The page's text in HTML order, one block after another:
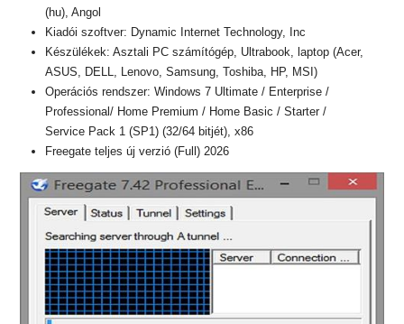
(hu), Angol
Kiadói szoftver: Dynamic Internet Technology, Inc
Készülékek: Asztali PC számítógép, Ultrabook, laptop (Acer,
ASUS, DELL, Lenovo, Samsung, Toshiba, HP, MSI)
Operációs rendszer: Windows 7 Ultimate / Enterprise /
Professional/ Home Premium / Home Basic / Starter /
Service Pack 1 (SP1) (32/64 bitjét), x86
Freegate teljes új verzió (Full) 2026